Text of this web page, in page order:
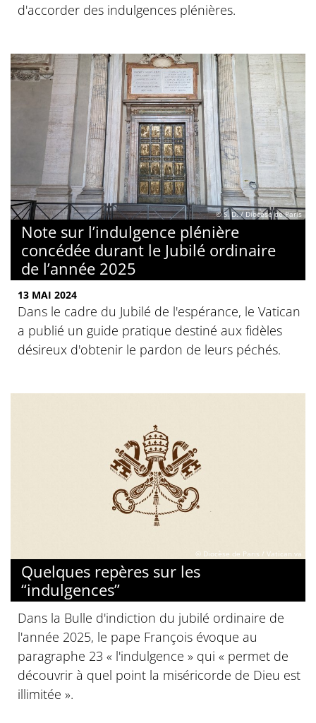
d'accorder des indulgences plénières.
© S. D. / Diocèse de Paris
Note sur l’indulgence plénière
concédée durant le Jubilé ordinaire
de l’année 2025
13 MAI 2024
Dans le cadre du Jubilé de l'espérance, le Vatican
a publié un guide pratique destiné aux fidèles
désireux d'obtenir le pardon de leurs péchés.
© Diocèse de Paris / Vatican.va
Quelques repères sur les
“indulgences”
Dans la Bulle d'indiction du jubilé ordinaire de
l'année 2025, le pape François évoque au
paragraphe 23 « l'indulgence » qui « permet de
découvrir à quel point la miséricorde de Dieu est
illimitée ».